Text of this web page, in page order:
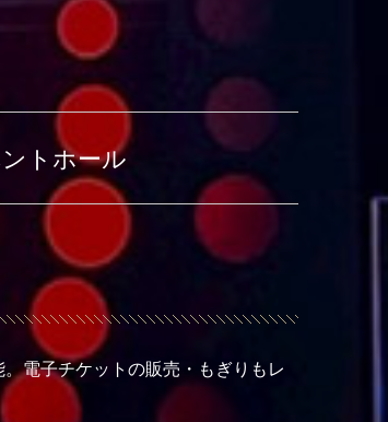
トホール
電子チケットの販売・もぎりもレ